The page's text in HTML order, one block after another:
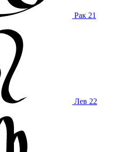
Рак 21
Лев 22